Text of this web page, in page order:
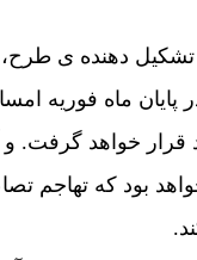
تشکيل دهنده ی
ماه فوريه
خواهد گرفت. و
بود که تهاجم